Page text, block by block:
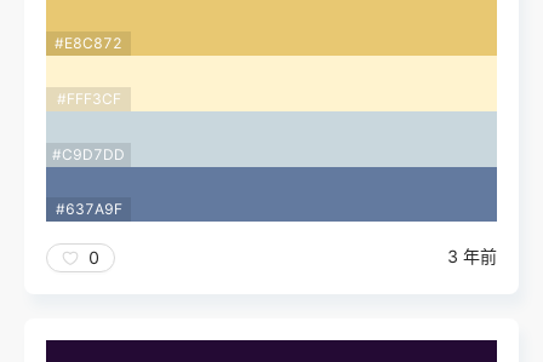
#E8C872
#FFF3CF
#C9D7DD
#637A9F
0 3 年前